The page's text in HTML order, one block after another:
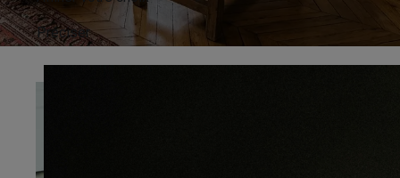
Préciser